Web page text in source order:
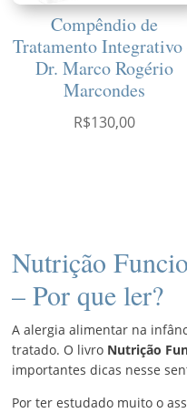
Compêndio de
Tratamento Integrativo
Dr. Marco Rogério
Marcondes
R$130,00
Nutrição
– Por que ler?
A alergia alimentar na
tratado. O livro Nutrição
importantes dicas nesse
Por ter estudado muito o